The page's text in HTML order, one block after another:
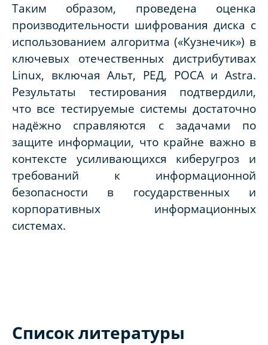
Таким образом, проведена оценка
производительности шифрования диска с
использованием алгоритма («Кузнечик») в
ключевых отечественных дистрибутивах
Linux, включая Альт, РЕД, РОСА и Astra.
Результаты тестирования подтвердили,
что все тестируемые системы достаточно
надёжно справляются с задачами по
защите информации, что крайне важно в
контексте усиливающихся киберугроз и
требований к информационной
безопасности в государственных и
корпоративных информационных
системах.
Список литературы